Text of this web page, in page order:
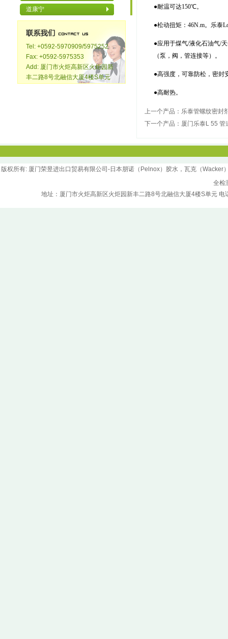
道康宁
Tel: +0592-5970909/5975252
Fax: +0592-5975353
Add: 厦门市火炬高新区火炬园新
丰二路8号北融信大厦4楼S单元
●耐温可达150℃。
●松动扭矩：46N.m。乐泰
●应用于煤气/液化石油气/
（泵，阀，管连接等）。
●高强度，可靠防松，密封
●高耐热。
上一个产品： 乐泰管螺纹密封
下一个产品： 厦门乐泰L 55 管
版权所有: 厦门荣昱进出口贸易有限公司-日本朋诺（Pelnox）胶水，瓦克（
全检
地址：厦门市火炬高新区火炬园新丰二路8号北融信大厦4楼S单元